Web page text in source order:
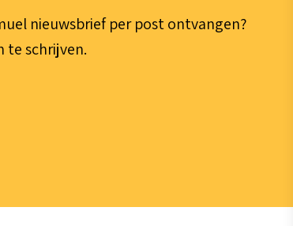
nieuwsbrief per post ontvangen?
te schrijven.